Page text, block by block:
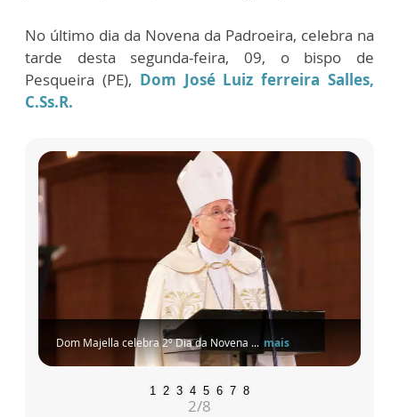
No último dia da Novena da Padroeira, celebra na
tarde desta segunda-feira, 09, o bispo de
Pesqueira (PE), Dom José Luiz ferreira Salles,
C.Ss.R.
Dom Majella celebra 2º Dia da Novena ... mais
1 2 3 4 5 6 7 8
2/8